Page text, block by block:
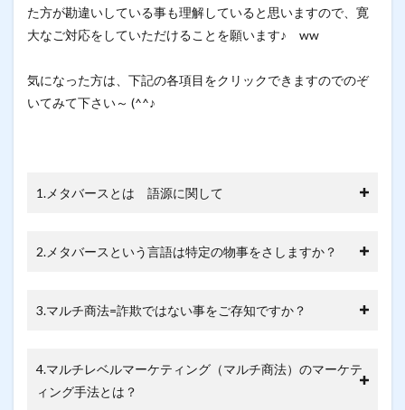
た方が勘違いしている事も理解していると思いますので、寛
大なご対応をしていただけることを願います♪ ww
気になった方は、下記の各項目をクリックできますのでのぞ
いてみて下さい～ (^^♪
1.メタバースとは 語源に関して
2.メタバースという言語は特定の物事をさしますか？
3.マルチ商法=詐欺ではない事をご存知ですか？
4.マルチレベルマーケティング（マルチ商法）のマーケテ
ィング手法とは？